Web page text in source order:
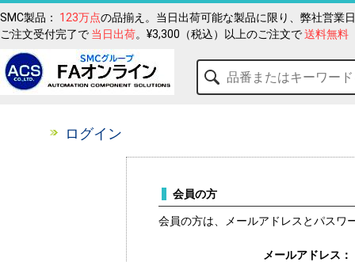
SMC製品： 123万点の品揃え。当日出荷可能な製品に限り、弊社営業
ご注文受付完了で 当日出荷。¥3,300（税込）以上のご注文で送料無料
ログイン
会員の方
会員の方は、メールアドレスとパスワ
メールアドレス：